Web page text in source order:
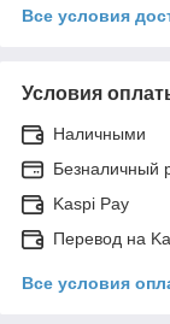
Все условия
Условия
Наличными
Безналичный
Kaspi Pay
Перевод на
Все условия